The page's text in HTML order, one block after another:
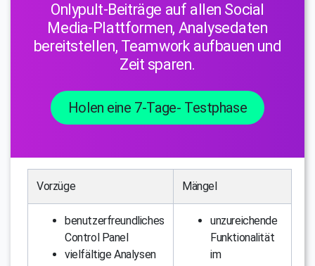
Onlypult-Beiträge auf allen Social
Media-Plattformen, Analysedaten
bereitstellen, Teamwork aufbauen und
Zeit sparen.
Holen eine 7-Tage- Testphase
Vorzüge Mängel
benutzerfreundliches
Control Panel
vielfältige Analysen
unzureichende
Funktionalität
im